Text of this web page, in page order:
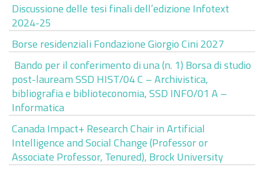
Discussione delle tesi finali dell’edizione Infotext
2024-25
Borse residenziali Fondazione Giorgio Cini 2027
Bando per il conferimento di una (n. 1) Borsa di studio
post-lauream SSD HIST/04 C – Archivistica,
bibliografia e biblioteconomia, SSD INFO/01 A –
Informatica
Canada Impact+ Research Chair in Artificial
Intelligence and Social Change (Professor or
Associate Professor, Tenured), Brock University